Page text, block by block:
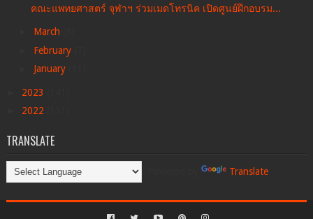
คณะแพทยศาสตร์ จุฬาฯ ร่วมเมดโทรนิค เปิดศูนย์ฝึกอบรม...
March
February
January
2023
2022
TRANSLATE
Translate